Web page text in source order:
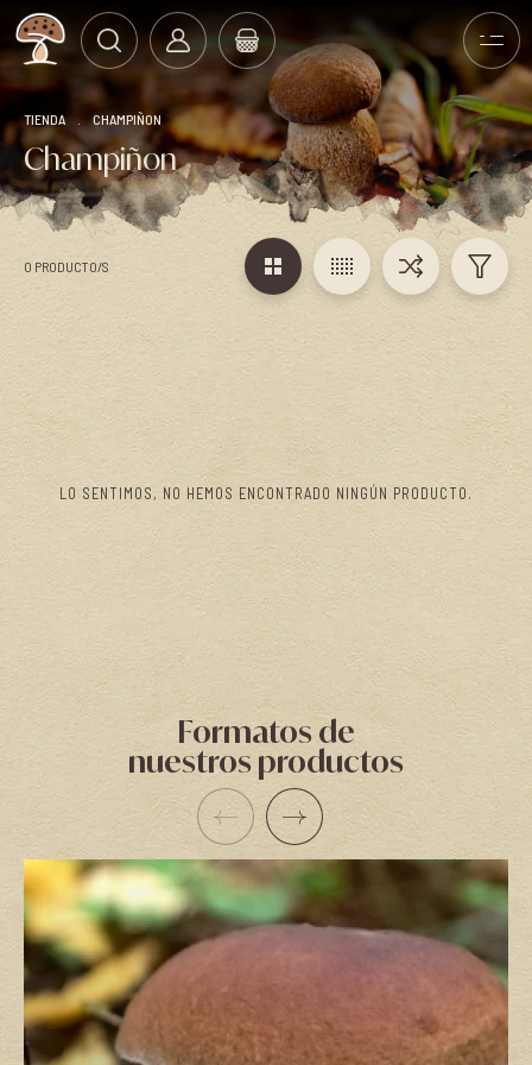
TIENDA CHAMPIÑON
Champiñon
0 PRODUCTO/S
LO SENTIMOS, NO HEMOS ENCONTRADO NINGÚN PRODUCTO.
Formatos de
nuestros productos